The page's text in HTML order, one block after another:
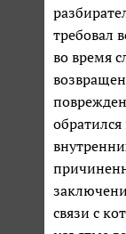
требовал
во время
связи с